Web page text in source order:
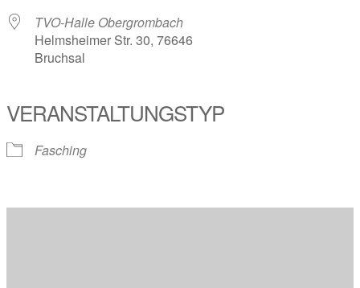
TVO-Halle Obergrombach
Helmsheimer Str. 30, 76646
Bruchsal
VERANSTALTUNGSTYP
Fasching